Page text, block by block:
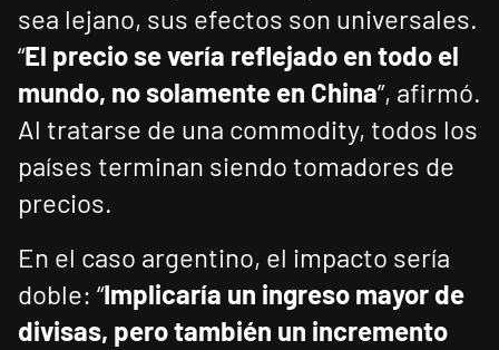
sea lejano, sus efectos son universales.
“El precio se vería reflejado en todo el
mundo, no solamente en China”, afirmó.
Al tratarse de una commodity, todos los
países terminan siendo tomadores de
precios.
En el caso argentino, el impacto sería
doble: “Implicaría un ingreso mayor de
divisas, pero también un incremento